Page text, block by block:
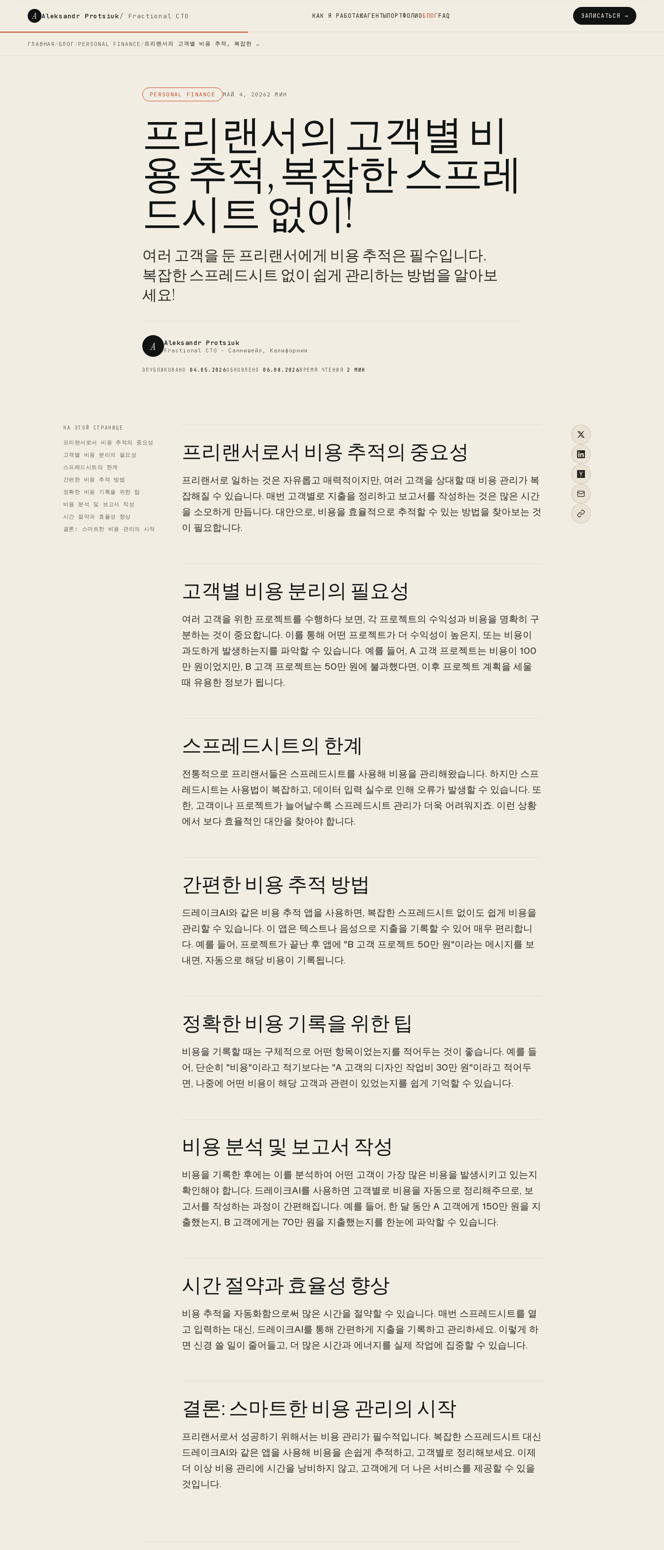
A Aleksandr Protsiuk/ Fractional CTO КАК Я РАБОТАЮАГЕНТЫПОРТФОЛИОБЛОГFAQ ЗАПИСАТЬСЯ →
ГЛАВНАЯ / БЛОГ /PERSONAL FINANCE /프리랜서의 고객별 비용 추적, 복잡한 …
PERSONAL FINANCE МАЙ 4, 2026 2 МИН
프리랜서의 고객별 비
용 추적, 복잡한 스프레
드시트 없이!
여러 고객을 둔 프리랜서에게 비용 추적은 필수입니다.
복잡한 스프레드시트 없이 쉽게 관리하는 방법을 알아보
세요!
A Aleksandr Protsiuk
Fractional CTO - Саннивейл, Калифорния
ОПУБЛИКОВАНО04.05.2026ОБНОВЛЕНО06.08.2026ВРЕМЯ ЧТЕНИЯ 2 МИН
CTO
НА ЭТОЙ СТРАНИЦЕ
프리랜서로서 비용 추적의 중요성
고객별 비용 분리의 필요성
스프레드시트의 한계
간편한 비용 추적 방법
정확한 비용 기록을 위한 팁
비용 분석 및 보고서 작성
시간 절약과 효율성 향상
결론: 스마트한 비용 관리의 시작
프리랜서로서 비용 추적의 중요성
프리랜서로 일하는 것은 자유롭고 매력적이지만, 여러 고객을 상대할 때 비용 관리가 복
잡해질 수 있습니다. 매번 고객별로 지출을 정리하고 보고서를 작성하는 것은 많은 시간
을 소모하게 만듭니다. 대안으로, 비용을 효율적으로 추적할 수 있는 방법을 찾아보는 것
이 필요합니다.
고객별 비용 분리의 필요성
여러 고객을 위한 프로젝트를 수행하다 보면, 각 프로젝트의 수익성과 비용을 명확히 구
분하는 것이 중요합니다. 이를 통해 어떤 프로젝트가 더 수익성이 높은지, 또는 비용이
과도하게 발생하는지를 파악할 수 있습니다. 예를 들어, A 고객 프로젝트는 비용이 100
만 원이었지만, B 고객 프로젝트는 50만 원에 불과했다면, 이후 프로젝트 계획을 세울
때 유용한 정보가 됩니다.
스프레드시트의 한계
전통적으로 프리랜서들은 스프레드시트를 사용해 비용을 관리해왔습니다. 하지만 스프
레드시트는 사용법이 복잡하고, 데이터 입력 실수로 인해 오류가 발생할 수 있습니다. 또
한, 고객이나 프로젝트가 늘어날수록 스프레드시트 관리가 더욱 어려워지죠. 이런 상황
에서 보다 효율적인 대안을 찾아야 합니다.
간편한 비용 추적 방법
드레이크AI와 같은 비용 추적 앱을 사용하면, 복잡한 스프레드시트 없이도 쉽게 비용을
관리할 수 있습니다. 이 앱은 텍스트나 음성으로 지출을 기록할 수 있어 매우 편리합니
다. 예를 들어, 프로젝트가 끝난 후 앱에 "B 고객 프로젝트 50만 원"이라는 메시지를 보
내면, 자동으로 해당 비용이 기록됩니다.
정확한 비용 기록을 위한 팁
비용을 기록할 때는 구체적으로 어떤 항목이었는지를 적어두는 것이 좋습니다. 예를 들
어, 단순히 "비용"이라고 적기보다는 "A 고객의 디자인 작업비 30만 원"이라고 적어두
면, 나중에 어떤 비용이 해당 고객과 관련이 있었는지를 쉽게 기억할 수 있습니다.
비용 분석 및 보고서 작성
비용을 기록한 후에는 이를 분석하여 어떤 고객이 가장 많은 비용을 발생시키고 있는지
확인해야 합니다. 드레이크AI를 사용하면 고객별로 비용을 자동으로 정리해주므로, 보
고서를 작성하는 과정이 간편해집니다. 예를 들어, 한 달 동안 A 고객에게 150만 원을 지
출했는지, B 고객에게는 70만 원을 지출했는지를 한눈에 파악할 수 있습니다.
시간 절약과 효율성 향상
비용 추적을 자동화함으로써 많은 시간을 절약할 수 있습니다. 매번 스프레드시트를 열
고 입력하는 대신, 드레이크AI를 통해 간편하게 지출을 기록하고 관리하세요. 이렇게 하
면 신경 쓸 일이 줄어들고, 더 많은 시간과 에너지를 실제 작업에 집중할 수 있습니다.
결론: 스마트한 비용 관리의 시작
프리랜서로서 성공하기 위해서는 비용 관리가 필수적입니다. 복잡한 스프레드시트 대신
드레이크AI와 같은 앱을 사용해 비용을 손쉽게 추적하고, 고객별로 정리해보세요. 이제
더 이상 비용 관리에 시간을 낭비하지 않고, 고객에게 더 나은 서비스를 제공할 수 있을
것입니다.